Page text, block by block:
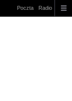
Poczta Radio